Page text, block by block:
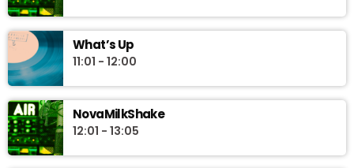
What’s Up
11:01 - 12:00
NovaMilkShake
12:01 - 13:05